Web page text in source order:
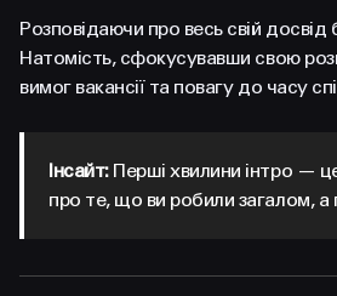
Розповідаючи про весь свій
Натомість, сфокусувавши свою
вимог вакансії та повагу до часу
Інсайт:Перші хвилини інтро —
про те, що ви робили загалом, а